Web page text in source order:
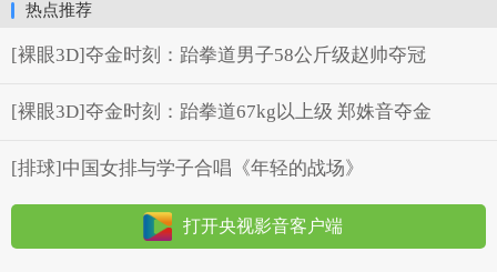
热点推荐
[裸眼3D]夺金时刻：跆拳道男子58公斤级赵帅夺冠
[裸眼3D]夺金时刻：跆拳道67kg以上级 郑姝音夺金
[排球]中国女排与学子合唱《年轻的战场》
打开央视影音客户端